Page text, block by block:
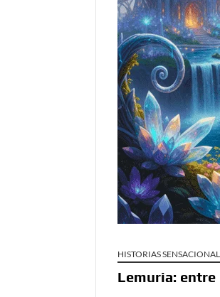
Día de Independencia
¿Podemos
Salud mental digital:
Denuncia por violencia
¿Cómo descubrir esa
HISTORIAS
Lemuria: